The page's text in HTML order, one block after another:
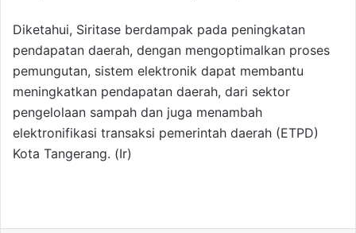
Diketahui, Siritase berdampak pada peningkatan
pendapatan daerah, dengan mengoptimalkan proses
pemungutan, sistem elektronik dapat membantu
meningkatkan pendapatan daerah, dari sektor
pengelolaan sampah dan juga menambah
elektronifikasi transaksi pemerintah daerah (ETPD)
Kota Tangerang. (Ir)